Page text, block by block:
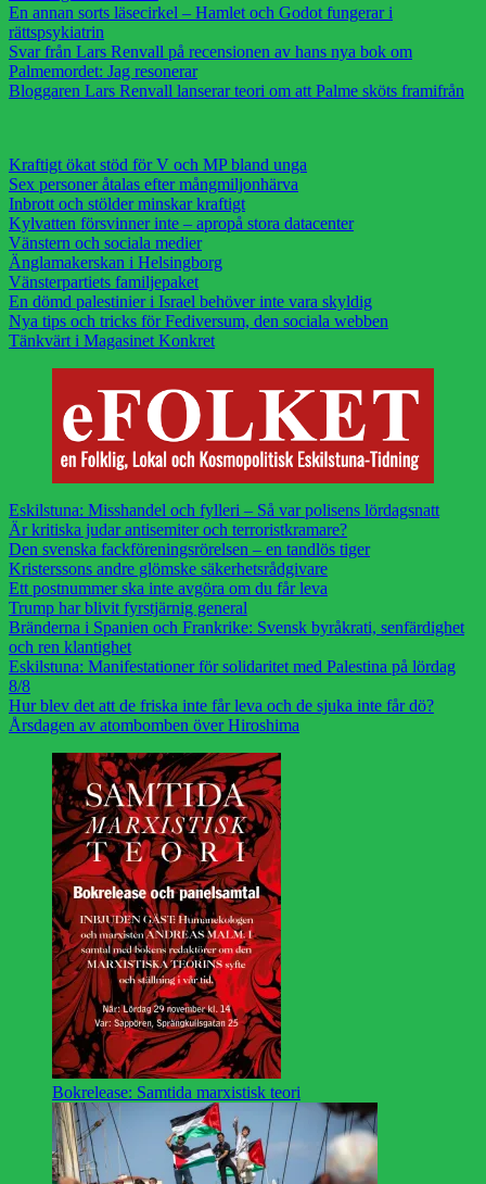
En annan sorts läsecirkel – Hamlet och Godot fungerar i
rättspsykiatrin
Svar från Lars Renvall på recensionen av hans nya bok om
Palmemordet: Jag resonerar
Bloggaren Lars Renvall lanserar teori om att Palme sköts framifrån
Kraftigt ökat stöd för V och MP bland unga
Sex personer åtalas efter mångmiljonhärva
Inbrott och stölder minskar kraftigt
Kylvatten försvinner inte – apropå stora datacenter
Vänstern och sociala medier
Änglamakerskan i Helsingborg
Vänsterpartiets familjepaket
En dömd palestinier i Israel behöver inte vara skyldig
Nya tips och tricks för Fediversum, den sociala webben
Tänkvärt i Magasinet Konkret
Eskilstuna: Misshandel och fylleri – Så var polisens lördagsnatt
Är kritiska judar antisemiter och terroristkramare?
Den svenska fackföreningsrörelsen – en tandlös tiger
Kristerssons andre glömske säkerhetsrådgivare
Ett postnummer ska inte avgöra om du får leva
Trump har blivit fyrstjärnig general
Bränderna i Spanien och Frankrike: Svensk byråkrati, senfärdighet
och ren klantighet
Eskilstuna: Manifestationer för solidaritet med Palestina på lördag
8/8
Hur blev det att de friska inte får leva och de sjuka inte får dö?
Årsdagen av atombomben över Hiroshima
Bokrelease: Samtida marxistisk teori